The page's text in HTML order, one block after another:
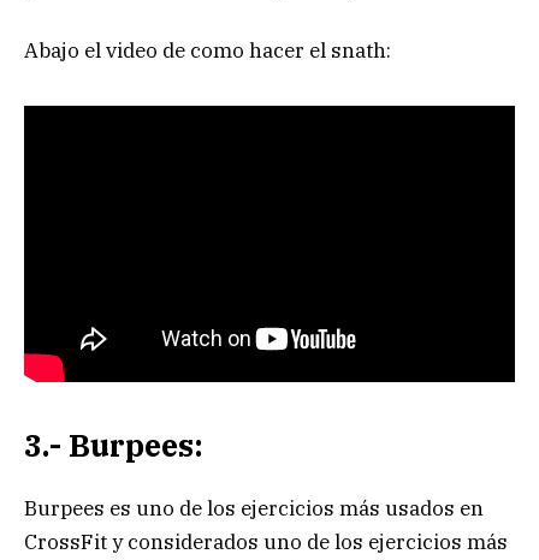
Abajo el video de como hacer el snath:
3.- Burpees:
Burpees es uno de los ejercicios más usados en
CrossFit y considerados uno de los ejercicios más